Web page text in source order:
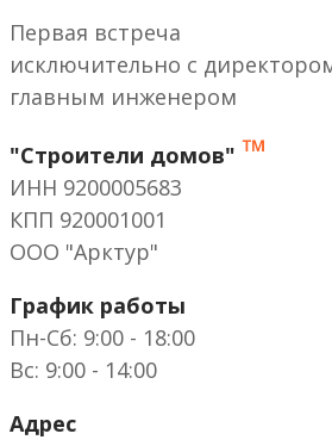
Первая встреча
исключительно с
главным инженером
"Строители домов" ™
ИНН 9200005683
КПП 920001001
ООО "Арктур"
График работы
Пн-Сб: 9:00 - 18:00
Вс: 9:00 - 14:00
Адрес